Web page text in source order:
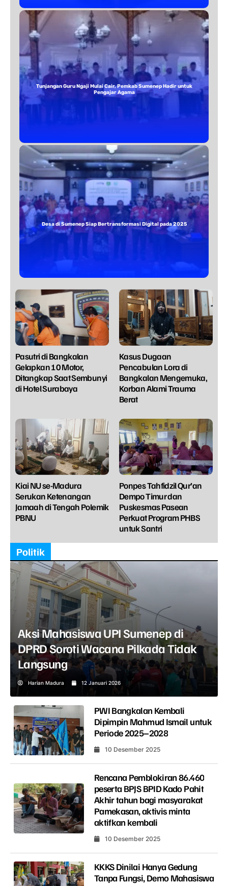
Pasutri di Bangkalan
Gelapkan 10 Motor,
Ditangkap Saat Sembunyi
di Hotel Surabaya
Kasus Dugaan
Pencabulan Lora di
Bangkalan Mengemuka,
Korban Alami Trauma
Berat
Kiai NU se-Madura
Serukan Ketenangan
Jamaah di Tengah Polemik
PBNU
Ponpes Tahfidzil Qur’an
Dempo Timur dan
Puskesmas Pasean
Perkuat Program PHBS
untuk Santri
Tunjangan Guru Ngaji Mulai Cair, Pemkab Sumenep Hadir untuk
Pengajar Agama
Desa di Sumenep Siap Bertransformasi Digital pada 2025
Politik
Aksi Mahasiswa UPI Sumenep di
DPRD Soroti Wacana Pilkada Tidak
Langsung
Harian Madura 12 Januari 2026
PWI Bangkalan Kembali
Dipimpin Mahmud Ismail untuk
Periode 2025–2028
10 Desember 2025
Rencana Pemblokiran 86.460
peserta BPJS BPID Kado Pahit
Akhir tahun bagi masyarakat
Pamekasan, aktivis minta
aktifkan kembali
10 Desember 2025
KKKS Dinilai Hanya Gedung
Tanpa Fungsi, Demo Mahasiswa